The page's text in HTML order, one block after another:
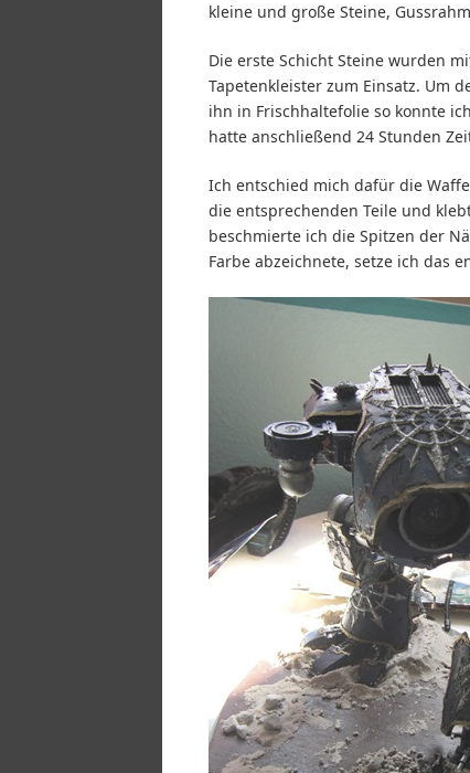
kleine und große Steine,
Die erste Schicht Steine wurden
Tapetenkleister zum Einsatz. Um
ihn in Frischhaltefolie so konnte
hatte anschließend 24 Stunden
Ich entschied mich dafür die
die entsprechenden Teile und
beschmierte ich die Spitzen der
Farbe abzeichnete, setze ich das